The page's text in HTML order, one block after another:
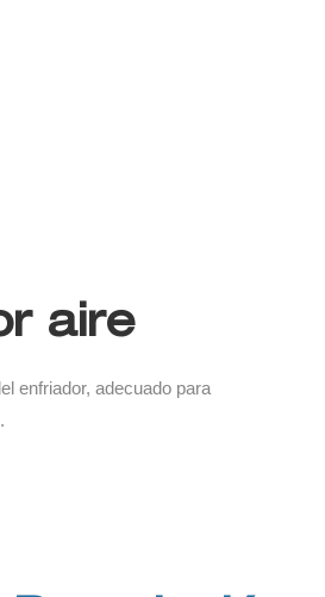
aire
enfriador, adecuado para